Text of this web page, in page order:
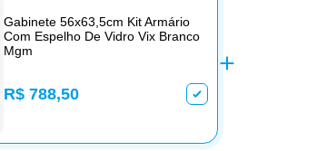
Gabinete 56x63,5cm Kit Armário
Com Espelho De Vidro Vix Branco
Mgm
R$ 788,50